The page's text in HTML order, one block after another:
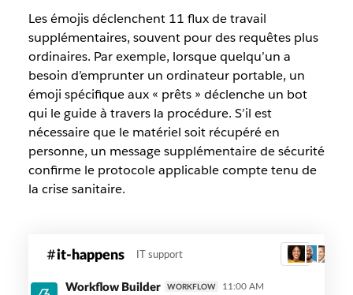
Les émojis déclenchent 11 flux de travail
supplémentaires, souvent pour des requêtes plus
ordinaires. Par exemple, lorsque quelqu’un a
besoin d’emprunter un ordinateur portable, un
émoji spécifique aux « prêts » déclenche un bot
qui le guide à travers la procédure. S’il est
nécessaire que le matériel soit récupéré en
personne, un message supplémentaire de sécurité
confirme le protocole applicable compte tenu de
la crise sanitaire.
it-happens IT support 3
Workflow Builder WORKFLOW 11:00 AM